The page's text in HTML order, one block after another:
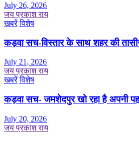
July 26, 2026
जय प्रकाश राय
खबरें विशेष
कड़वा सच-विस्तार के साथ शहर की
July 21, 2026
जय प्रकाश राय
खबरें विशेष
कड़वा सच- जमशेदपुर खो रहा है अपनी
July 20, 2026
जय प्रकाश राय